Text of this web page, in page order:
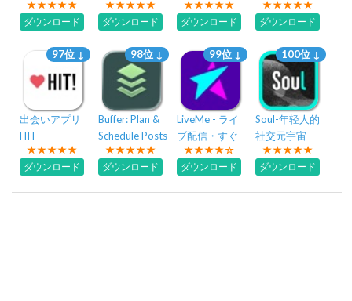
ダウンロード
Downloader
ダウンロード ダウンロード ダウンロード
97位 ↓
出会いアプリ
HIT
ダウンロード
98位 ↓
Buffer: Plan &
Schedule Posts
ダウンロード
99位 ↓
LiveMe - ライ
ブ配信・すぐ
配信
ダウンロード
100位 ↓
Soul-年轻人的
社交元宇宙
ダウンロード